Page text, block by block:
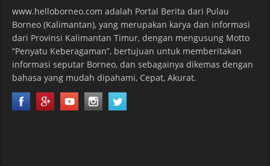
www.helloborneo.com adalah Portal Berita dari Pulau
Borneo (Kalimantan), yang merupakan karya dan informasi
dari Provinsi Kalimantan Timur, dengan mengusung Motto
“Penyatu Keberagaman”, bertujuan untuk memberitakan
informasi seputar Borneo, dan sebagainya dikemas dengan
bahasa yang mudah dipahami, Cepat, Akurat.